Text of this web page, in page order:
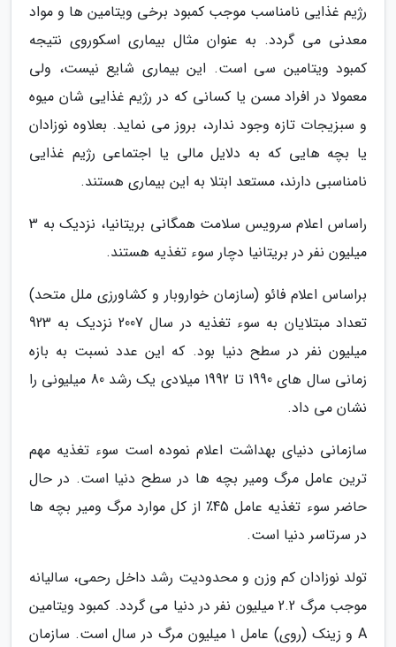
رژیم غذایی نامناسب موجب کمبود برخی ویتامین ها و مواد
معدنی می گردد. به عنوان مثال بیماری اسکوروی نتیجه
کمبود ویتامین سی است. این بیماری شایع نیست، ولی
معمولا در افراد مسن یا کسانی که در رژیم غذایی شان میوه
و سبزیجات تازه وجود ندارد، بروز می نماید. بعلاوه نوزادان
یا بچه هایی که به دلایل مالی یا اجتماعی رژیم غذایی
نامناسبی دارند، مستعد ابتلا به این بیماری هستند.
راساس اعلام سرویس سلامت همگانی بریتانیا، نزدیک به 3
میلیون نفر در بریتانیا دچار سوء تغذیه هستند.
براساس اعلام فائو (سازمان خواروبار و کشاورزی ملل متحد)
تعداد مبتلایان به سوء تغذیه در سال 2007 نزدیک به 923
میلیون نفر در سطح دنیا بود. که این عدد نسبت به بازه
زمانی سال های 1990 تا 1992 میلادی یک رشد 80 میلیونی را
نشان می داد.
سازمانی دنیای بهداشت اعلام نموده است سوء تغذیه مهم
ترین عامل مرگ ومیر بچه ها در سطح دنیا است. در حال
حاضر سوء تغذیه عامل 45٪ از کل موارد مرگ ومیر بچه ها
در سرتاسر دنیا است.
تولد نوزادان کم وزن و محدودیت رشد داخل رحمی، سالیانه
موجب مرگ 2.2 میلیون نفر در دنیا می گردد. کمبود ویتامین
A و زینک (روی) عامل 1 میلیون مرگ در سال است. سازمان